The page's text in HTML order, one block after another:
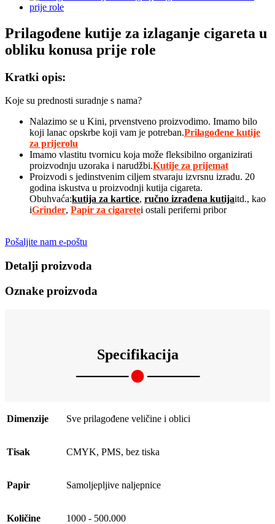
Prilagođene kutije za izlaganje cigareta u
obliku konusa prije role
Kratki opis:
Koje su prednosti suradnje s nama?
Nalazimo se u Kini, prvenstveno proizvodimo. Imamo bilo
koji lanac opskrbe koji vam je potreban.Prilagođene kutije
za prijerolu
Imamo vlastitu tvornicu koja može fleksibilno organizirati
proizvodnju uzoraka i narudžbi.Kutije za prijemat
Proizvodi s jedinstvenim ciljem stvaraju izvrsnu izradu. 20
godina iskustva u proizvodnji kutija cigareta.
Obuhvaća:kutija za kartice, ručno izrađena kutijaitd., kao
iGrinder, Papir za cigaretei ostali periferni pribor
Pošaljite nam e-poštu
Detalji proizvoda
Oznake proizvoda
Specifikacija
Dimenzije Sve prilagođene veličine i oblici
Tisak CMYK, PMS, bez tiska
Papir Samoljepljive naljepnice
Količine 1000 - 500.000